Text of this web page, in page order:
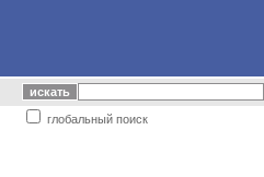
глобальный поиск